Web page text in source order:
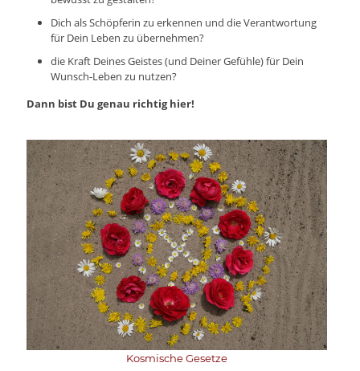
Dich als Schöpferin zu erkennen und die Verantwortung
für Dein Leben zu übernehmen?
die Kraft Deines Geistes (und Deiner Gefühle) für Dein
Wunsch-Leben zu nutzen?
Dann bist Du genau richtig hier!
Kosmische Gesetze